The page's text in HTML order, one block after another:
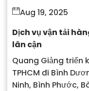
Aug 19, 2025
Dịch vụ vận tải
lân cận
Quang Giảng triển
TPHCM đi Bình
Ninh, Bình Phước,